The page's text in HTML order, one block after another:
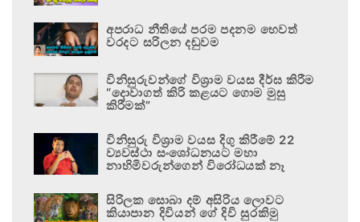
අපරාධ නීතියේ පරම පදනම හෙවත්
වරදට සරිලන දඬුවම
විනිසුරුවන්ගේ විශ්‍රාම වයස දීර්ඝ කිරීම
“දොවාගත් කිරි කළයට ගොම මුසු
කිරීමක්”
විනිසුරු විශ්‍රාම වයස දිගු කිරීමේ 22
ව්‍යවස්ථා සංශෝධනයට මහා
නාහිමිවරුන්ගෙන් විරෝධයක් නෑ
සිරිලක සොබා දම් අසිරිය ලොවට
කියාපාන දිවියන් ගේ දිවි සුරකිමු